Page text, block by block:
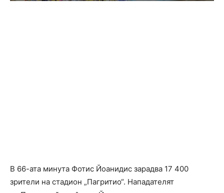
В 66-ата минута Фотис Йоанидис зарадва 17 400
зрители на стадион „Пагритио“. Нападателят